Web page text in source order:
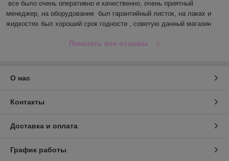
все было очень оперативно и качественно, очень приятный
менеджер, на оборудование  был гарантийный листок, на лаках и
жидкостях был хороший срок годности , советую данный магазин
Показать все отзывы
О нас
Контакты
Доставка и оплата
График работы